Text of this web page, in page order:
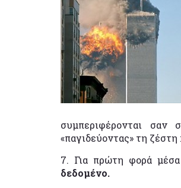
συμπεριφέρονται
«παγιδεύοντας» τη
7. Για πρώτη φορά
δεδομένο.